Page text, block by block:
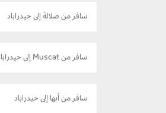
سافر من صلالة إلى حيدراباد
سافر من Muscat إلى حيدراباد
سافر من أبها إلى حيدراباد